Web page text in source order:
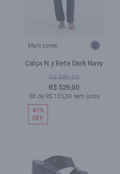
Mais cores:
Calça N.y Reta Dark Navy
R$ 889,00
R$ 529,00
5X de R$ 105,80 sem juros
41%
OFF